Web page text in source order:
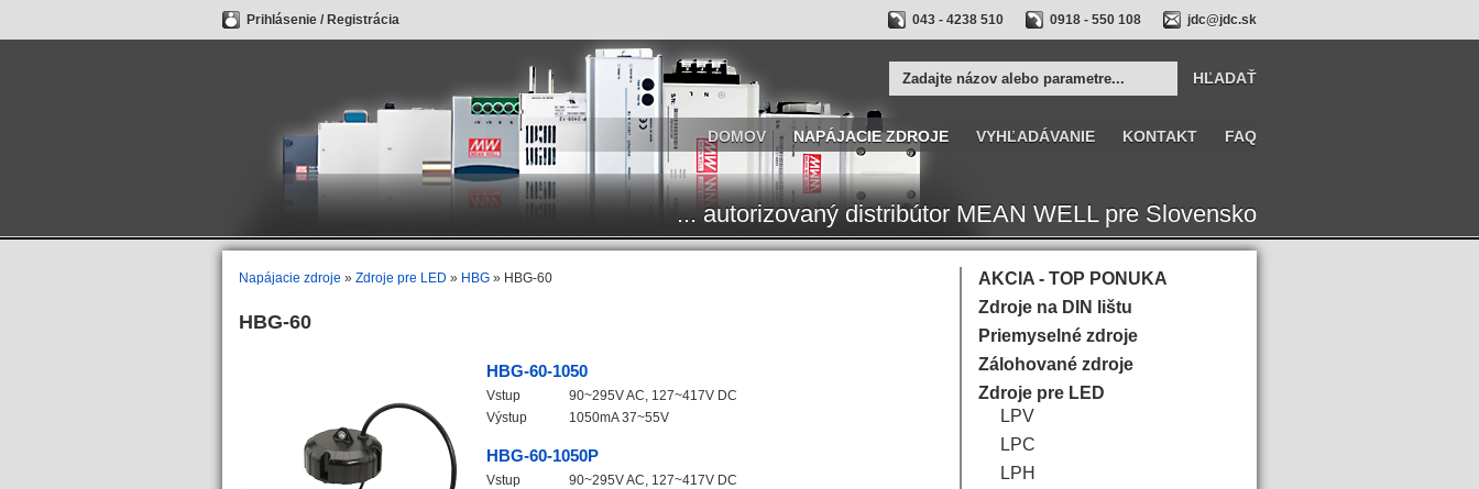
Prihlásenie / Registrácia 043 - 4238 510 0918 - 550 108 jdc@jdc.sk
DOMOV NAPÁJACIE ZDROJE VYHĽADÁVANIE KONTAKT FAQ
... autorizovaný distribútor MEAN WELL pre Slovensko
AKCIA - TOP PONUKA
Zdroje na DIN lištu
Priemyselné zdroje
Zálohované zdroje
Zdroje pre LED
LPV
LPC
LPH
Napájacie zdroje » Zdroje pre LED » HBG » HBG-60
HBG-60
HBG-60-1050
Vstup
90~295V AC, 127~417V DC
Výstup
1050mA 37~55V
HBG-60-1050P
Vstup
90~295V AC, 127~417V DC